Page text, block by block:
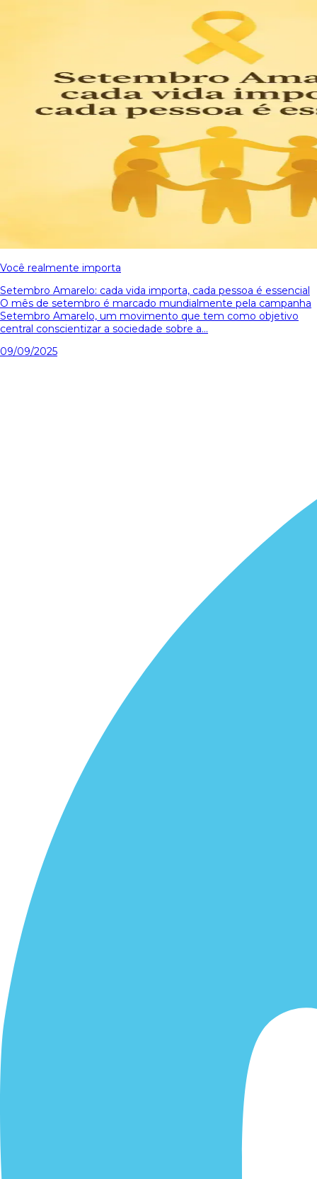
Você realmente importa
Setembro Amarelo: cada vida importa, cada pessoa é essencial
O mês de setembro é marcado mundialmente pela campanha
Setembro Amarelo, um movimento que tem como objetivo
central conscientizar a sociedade sobre a...
09/09/2025